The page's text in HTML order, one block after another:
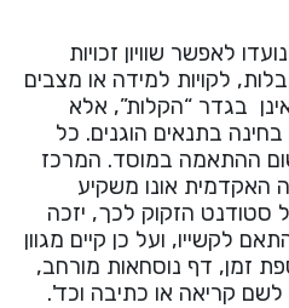
לאפשר שוויון זכויות
לקויות למידה או מצבים
בגדר “הקלות”, אלא
בתנאים הוגנים. כל
ההתאמה במוסד. המרכז
האקדמית אונו משקיע
הזקוק לכך, יזכה
לקשייו, ועל כן קיים מגוון
זמן, דף נוסחאות מורחב,
לשם קריאה או כתיבה וכד'.